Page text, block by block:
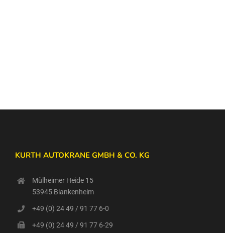
KURTH AUTOKRANE GMBH & CO. KG
Mülheimer Heide 15
53945 Blankenheim
+49 (0) 24 49 / 91 77 6-0
+49 (0) 24 49 / 91 77 6-29